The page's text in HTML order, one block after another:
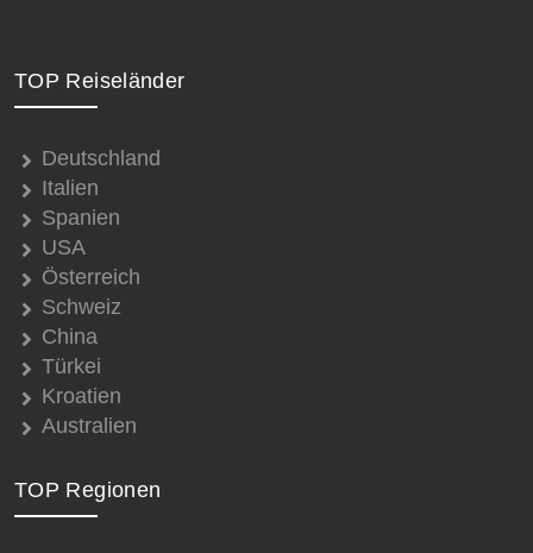
TOP Reiseländer
Deutschland
Italien
Spanien
USA
Österreich
Schweiz
China
Türkei
Kroatien
Australien
TOP Regionen